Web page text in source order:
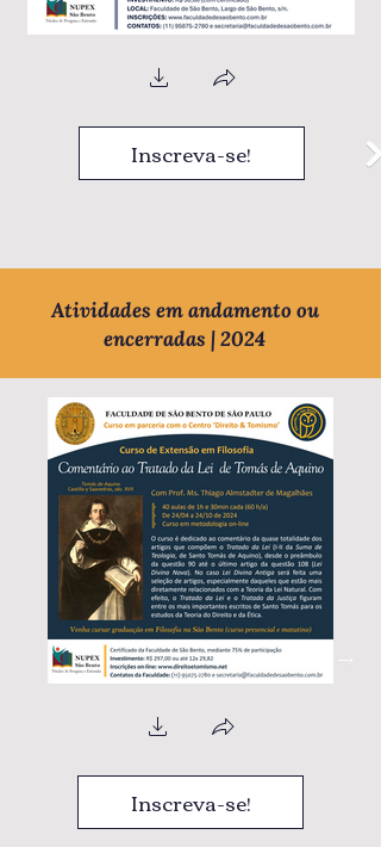
Inscreva-se!
Atividades em andamento ou
encerradas | 2024
Inscreva-se!